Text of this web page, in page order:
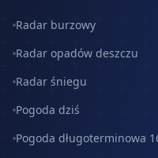
Radar burzowy
Radar opadów deszczu
Radar śniegu
Pogoda dziś
Pogoda długoterminowa